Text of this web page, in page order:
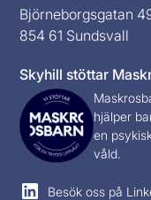
Björneborgsgatan
854 61 Sundsvall
Skyhill stöttar
hjälper
en
våld.
Besök oss på